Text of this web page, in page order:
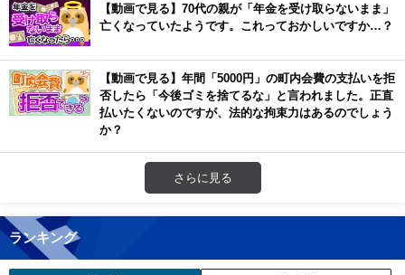
【動画で見る】70代の親が「年金を受け取らないまま」
亡くなっていたようです。これっておかしいですか…？
【動画で見る】年間「5000円」の町内会費の支払いを拒
否したら「今後ゴミを捨てるな」と言われました。正直
払いたくないのですが、法的な拘束力はあるのでしょう
か？
さらに見る
ランキング